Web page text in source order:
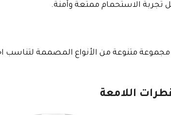
الاستحمام ممتعة وآمنة.
متنوعة من الأنواع المصممة لتناسب
اللامعة